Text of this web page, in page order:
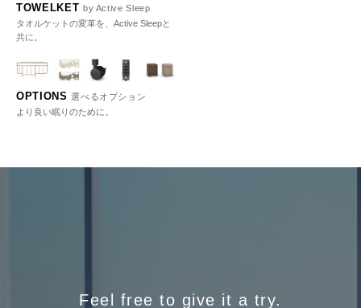
TOWELKET by Active Sleep
タオルケットの変革を、Active Sleepと
共に。
OPTIONS選べるオプション
より良い眠りのために。
Feel free to give it a try.